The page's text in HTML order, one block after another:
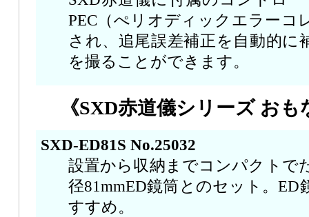
PEC（ぺリオディックエラーコ
され、追尾誤差補正を自動的に
を撮ることができます。
《SXD赤道儀シリーズ おも
SXD-ED81S No.25032
設置から収納までコンパクトで
径81mmED鏡筒とのセット。
すすめ。